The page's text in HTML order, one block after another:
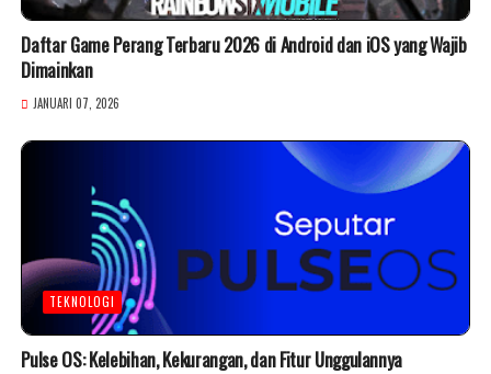
Daftar Game Perang Terbaru 2026 di Android dan iOS yang Wajib
Dimainkan
JANUARI 07, 2026
TEKNOLOGI
Pulse OS: Kelebihan, Kekurangan, dan Fitur Unggulannya